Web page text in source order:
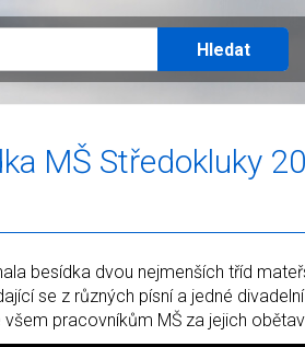
MŠ Středokluky
besídka dvou nejmenších tříd
se z různých písní a jedné
pracovníkům MŠ za jejich